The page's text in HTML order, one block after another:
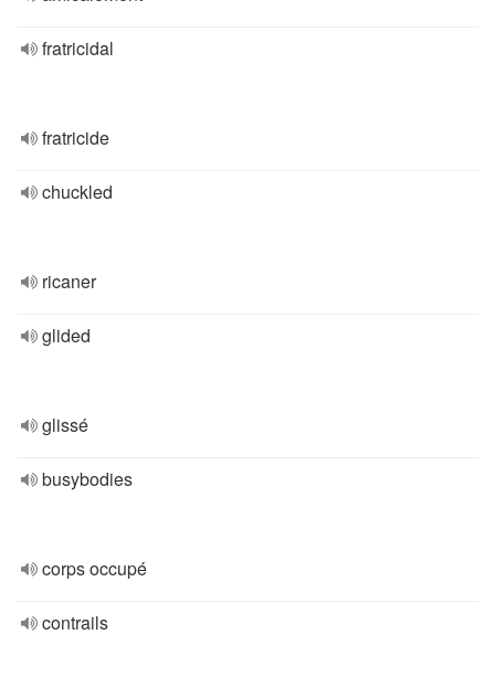
fratricidal
fratricide
chuckled
ricaner
glided
glissé
busybodies
corps occupé
contrails